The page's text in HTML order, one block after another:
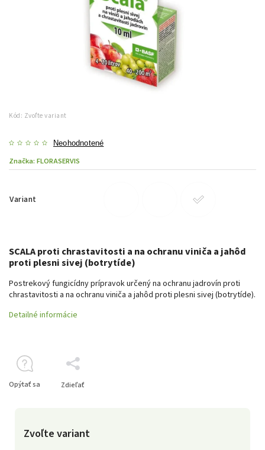
Kód: Zvoľte variant
Neohodnotené
Značka: FLORASERVIS
Variant
Zvoľte variant
SCALA proti chrastavitosti a na ochranu viniča a jahôd
proti plesni sivej (botrytíde)
Postrekový fungicídny prípravok určený na ochranu jadrovín proti
chrastavitosti a na ochranu viniča a jahôd proti plesni sivej (botrytíde).
Detailné informácie
Opýtať sa Zdieľať